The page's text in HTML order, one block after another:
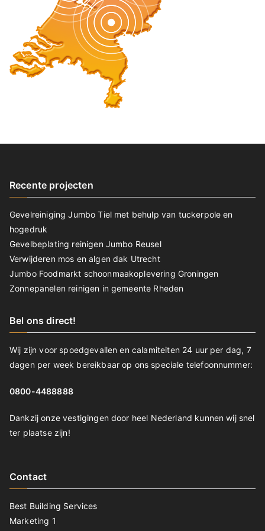
Recente projecten
Gevelreiniging Jumbo Tiel met behulp van tuckerpole en
hogedruk
Gevelbeplating reinigen Jumbo Reusel
Verwijderen mos en algen dak Utrecht
Jumbo Foodmarkt schoonmaakoplevering Groningen
Zonnepanelen reinigen in gemeente Rheden
Bel ons direct!
Wij zijn voor spoedgevallen en calamiteiten 24 uur per dag, 7
dagen per week bereikbaar op ons speciale telefoonnummer:
0800-4488888
Dankzij onze vestigingen door heel Nederland kunnen wij snel
ter plaatse zijn!
Contact
Best Building Services
Marketing 1